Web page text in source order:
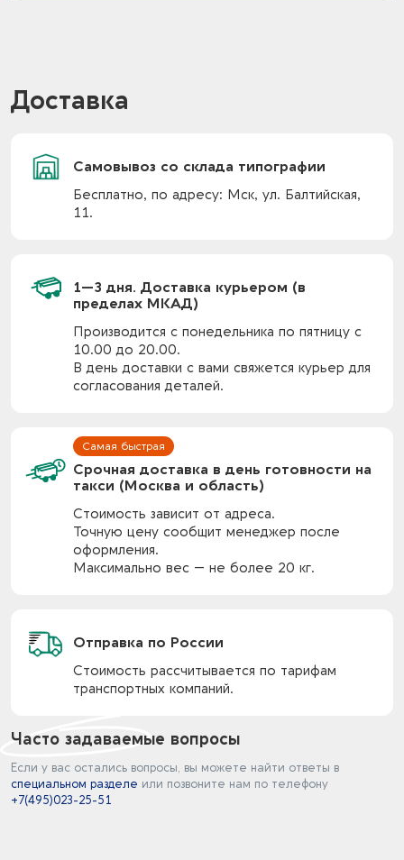
Доставка
Самовывоз со склада типографии
Бесплатно, по адресу: Мск, ул. Балтийская,
11.
1—3 дня. Доставка курьером (в
пределах МКАД)
Производится с понедельника по пятницу с
10.00 до 20.00.
В день доставки с вами свяжется курьер для
согласования деталей.
Срочная доставка в день готовности на
такси (Москва и область)
Стоимость зависит от адреса.
Точную цену сообщит менеджер после
оформления.
Максимально вес — не более 20 кг.
Отправка по России
Стоимость рассчитывается по тарифам
транспортных компаний.
Часто задаваемые вопросы
Если у вас остались вопросы, вы можете найти ответы в
специальном разделе или позвоните нам по телефону
+7(495)023-25-51